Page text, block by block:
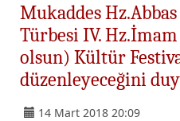
Mukaddes
Türbesi IV.
olsun) Kültür
düzenleyeceğini
14 Mart 2018 20:09